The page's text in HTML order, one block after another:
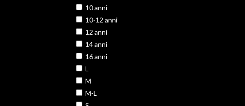
10 anni
10-12 anni
12 anni
14 anni
16 anni
L
M
M-L